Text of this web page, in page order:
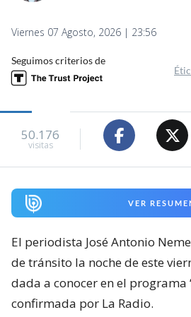
Viernes 07 Agosto, 2026 | 23:56
Seguimos criterios de
50.176
visitas
VER
El periodista José Antonio
de tránsito la noche de este
dada a conocer en el programa ‘
confirmada por La Radio.